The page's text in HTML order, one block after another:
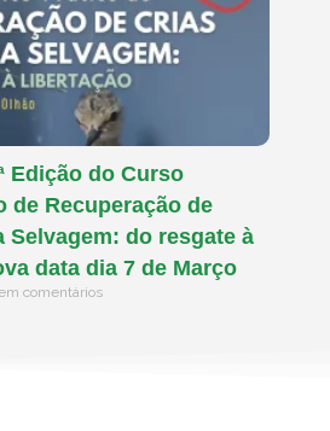
Edição do Curso
de Recuperação de
Selvagem: do resgate à
data dia 7 de Março
comentários